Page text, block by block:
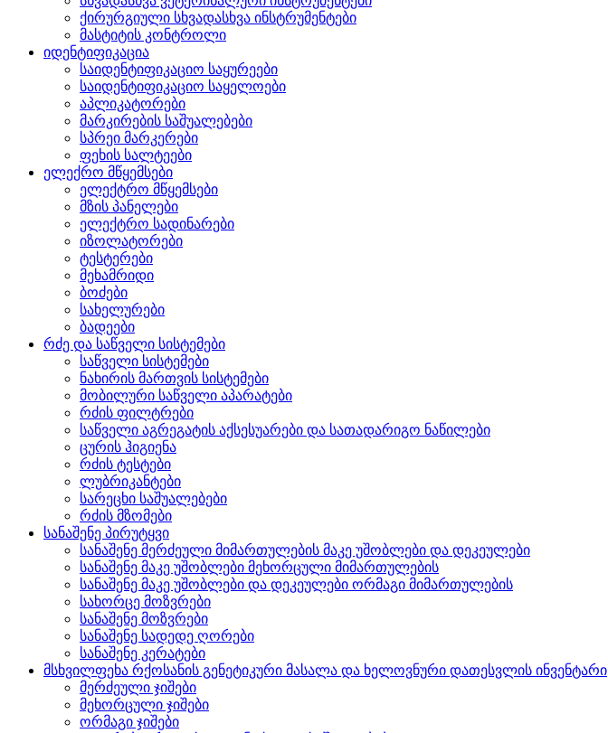
ქირურგიული სხვადასხვა ინსტრუმენტები
მასტიტის კონტროლი
იდენტიფიკაცია
საიდენტიფიკაციო საყურეები
საიდენტიფიკაციო საყელოები
აპლიკატორები
მარკირების საშუალებები
სპრეი მარკერები
ფეხის სალტეები
ელექრო მწყემსები
ელექტრო მწყემსები
მზის პანელები
ელექტრო სადინარები
იზოლატორები
ტესტერები
მეხამრიდი
ბოძები
სახელურები
ბადეები
რძე და საწველი სისტემები
საწველი სისტემები
ნახირის მართვის სისტემები
მობილური საწველი აპარატები
რძის ფილტრები
საწველი აგრეგატის აქსესუარები და სათადარიგო ნაწილები
ცურის ჰიგიენა
რძის ტესტები
ლუბრიკანტები
სარეცხი საშუალებები
რძის მზომები
სანაშენე პირუტყვი
სანაშენე მერძეული მიმართულების მაკე უშობლები და დეკეულები
სანაშენე მაკე უშობლები მეხორცული მიმართულების
სანაშენე მაკე უშობლები და დეკეულები ორმაგი მიმართულების
სახორცე მოზვრები
სანაშენე მოზვრები
სანაშენე სადედე ღორები
სანაშენე კერატები
მსხვილფეხა რქოსანის გენეტიკური მასალა და ხელოვნური დათესვლის ინვენტარი
მერძეული ჯიშები
მეხორცული ჯიშები
ორმაგი ჯიშები